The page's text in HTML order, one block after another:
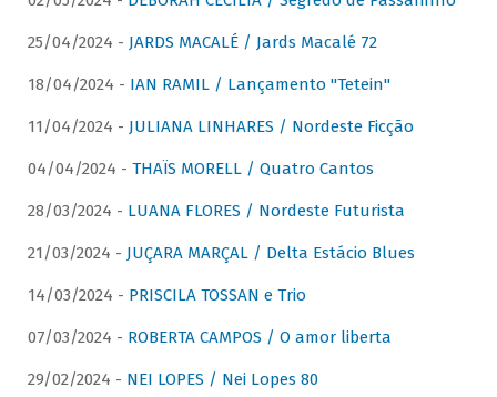
25/04/2024 - JARDS MACALÉ / Jards Macalé 72
18/04/2024 - IAN RAMIL / Lançamento "Tetein"
11/04/2024 - JULIANA LINHARES / Nordeste Ficção
04/04/2024 - THAÏS MORELL / Quatro Cantos
28/03/2024 - LUANA FLORES / Nordeste Futurista
21/03/2024 - JUÇARA MARÇAL / Delta Estácio Blues
14/03/2024 - PRISCILA TOSSAN e Trio
07/03/2024 - ROBERTA CAMPOS / O amor liberta
29/02/2024 - NEI LOPES / Nei Lopes 80